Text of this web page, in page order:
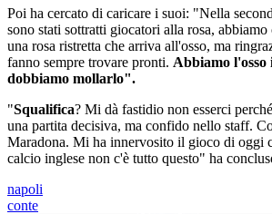
Poi ha cercato di caricare i suoi: "Nella
sono stati sottratti giocatori alla rosa,
una rosa ristretta che arriva all'osso, ma
fanno sempre trovare pronti. Abbiamo l'osso
dobbiamo mollarlo".
"Squalifica? Mi dà fastidio non esserci
una partita decisiva, ma confido nello staff.
Maradona. Mi ha innervosito il gioco di oggi
calcio inglese non c'è tutto questo" ha
napoli
conte